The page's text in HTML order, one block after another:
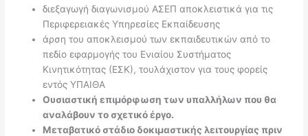
διεξαγωγή διαγωνισμού ΑΣΕΠ αποκλειστικά για τις
Περιφερειακές Υπηρεσίες Εκπαίδευσης
άρση του αποκλεισμού των εκπαιδευτικών από το
πεδίο εφαρμογής του Ενιαίου Συστήματος
Κινητικότητας (ΕΣΚ), τουλάχιστον για τους φορείς
εντός ΥΠΑΙΘΑ
Ουσιαστική επιμόρφωση των υπαλλήλων που θα
αναλάβουν το σχετικό έργο.
Μεταβατικό στάδιο δοκιμαστικής λειτουργίας πριν